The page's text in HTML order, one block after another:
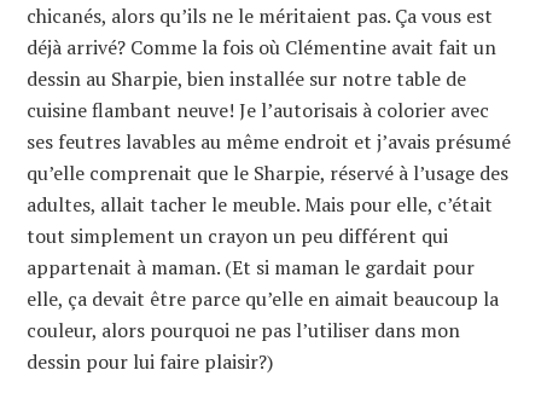
chicanés, alors qu’ils ne le méritaient pas. Ça vous est
déjà arrivé? Comme la fois où Clémentine avait fait un
dessin au Sharpie, bien installée sur notre table de
cuisine flambant neuve! Je l’autorisais à colorier avec
ses feutres lavables au même endroit et j’avais présumé
qu’elle comprenait que le Sharpie, réservé à l’usage des
adultes, allait tacher le meuble. Mais pour elle, c’était
tout simplement un crayon un peu différent qui
appartenait à maman. (Et si maman le gardait pour
elle, ça devait être parce qu’elle en aimait beaucoup la
couleur, alors pourquoi ne pas l’utiliser dans mon
dessin pour lui faire plaisir?)